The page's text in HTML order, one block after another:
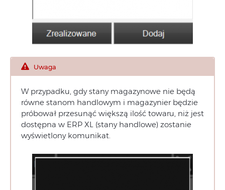
Uwaga
W przypadku, gdy stany magazynowe nie będą
równe stanom handlowym i magazynier będzie
próbował przesunąć większą ilość towaru, niż jest
dostępna w ERP XL (stany handlowe) zostanie
wyświetlony komunikat.